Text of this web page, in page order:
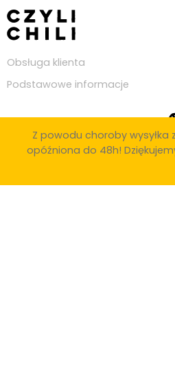
Obsługa klienta
Podstawowe informacje
Blog
Z powodu choroby
opóźniona do 48h!